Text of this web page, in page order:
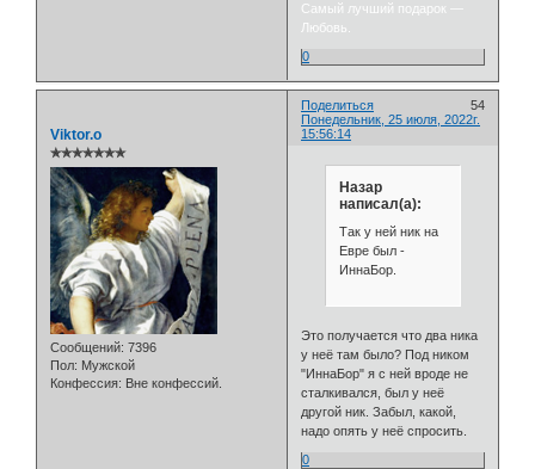
Самый лучший подарок —
Любовь.
0
Поделиться
54
Понедельник, 25 июля, 2022г.
15:56:14
Viktor.o
✯✯✯✯✯✯✯
Сообщений: 7396
Пол: Мужской
Конфессия: Вне конфессий.
Назар
написал(а):
Так у ней ник на
Евре был -
ИннаБор.
Это получается что два ника
у неё там было? Под ником
"ИннаБор" я с ней вроде не
сталкивался, был у неё
другой ник. Забыл, какой,
надо опять у неё спросить.
0